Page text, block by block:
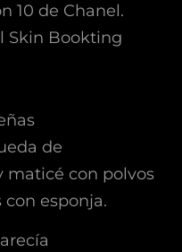
10 de Chanel.
Skin Bookting
de
maticé con polvos
esponja.